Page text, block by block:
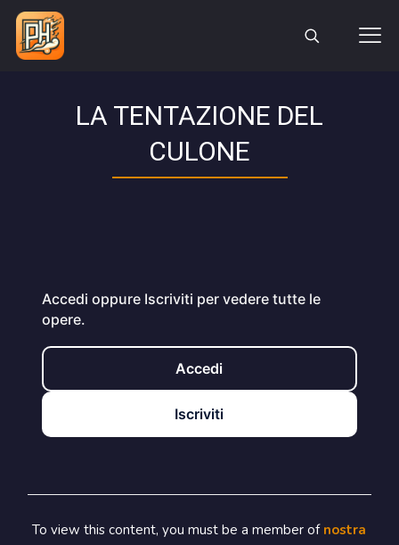
LA TENTAZIONE DEL
CULONE
Accedi oppure Iscriviti per vedere tutte le
opere.
Accedi
Iscriviti
To view this content, you must be a member of nostra